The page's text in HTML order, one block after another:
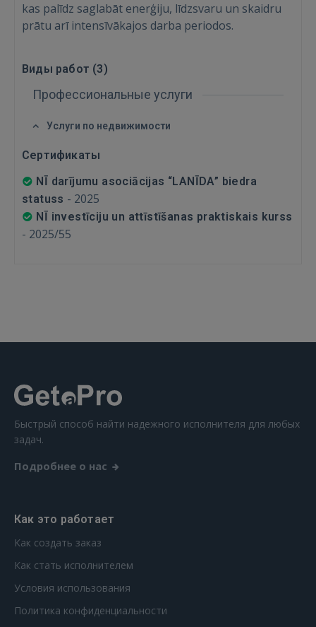
Забыли пароль? Запомнить?
GOOGLE
Ещё не зарегистрированы?
РЕГИСТРАЦИЯ
kas palīdz saglabāt enerģiju, līdzsvaru un skaidru
prātu arī intensīvākajos darba periodos.
Виды работ (3)
Профессиональные услуги
Услуги по недвижимости
Сертификаты
NĪ darījumu asociācijas “LANĪDA” biedra
statuss - 2025
NĪ investīciju un attīstīšanas praktiskais kurss
- 2025/55
Быстрый способ найти надежного исполнителя для любых
задач.
Подробнее о нас
Как это работает
Как создать заказ
Как стать исполнителем
Условия использования
Политика конфиденциальности